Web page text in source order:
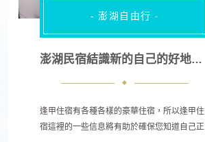
- 澎湖自由行 -
澎湖民宿結識新的自己的好地方！逢甲住宿｜一個人放鬆旅行
逢甲住宿有各種各樣的豪華住宿，所以逢甲住
宿這裡的一些信息將有助於確保您知道自己正